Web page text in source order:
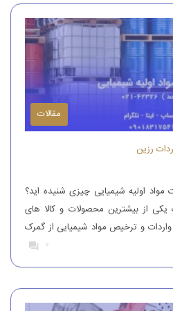
مقالات
رزین
مواد اولیه شیمیایی چیزی شنیده اید؟
از بیشترین محصولات و کالا های
و ترخیص مواد شیمیایی از گمرک
افرادی که بتوانند مواد شیمیایی درجه
0